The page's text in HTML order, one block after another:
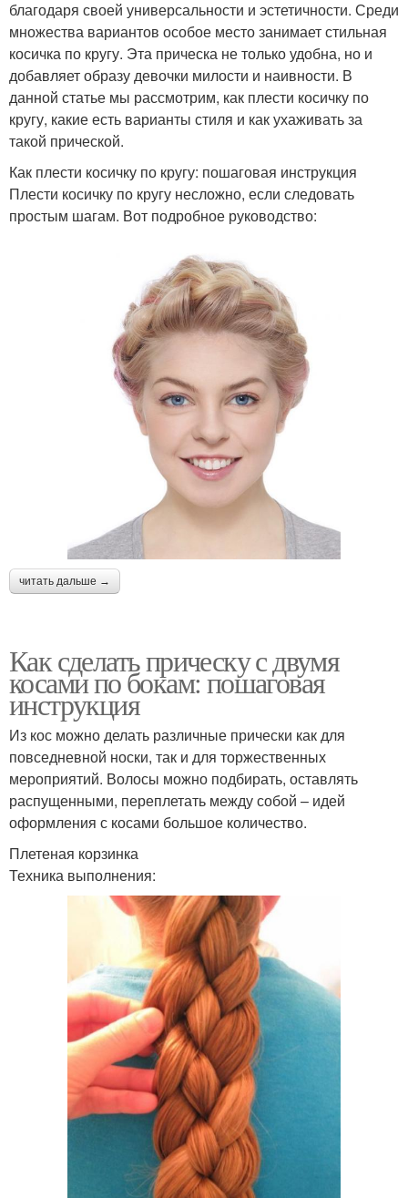
благодаря своей универсальности и эстетичности. Среди
множества вариантов особое место занимает стильная
косичка по кругу. Эта прическа не только удобна, но и
добавляет образу девочки милости и наивности. В
данной статье мы рассмотрим, как плести косичку по
кругу, какие есть варианты стиля и как ухаживать за
такой прической.
Как плести косичку по кругу: пошаговая инструкция
Плести косичку по кругу несложно, если следовать
простым шагам. Вот подробное руководство:
читать дальше →
Как сделать прическу с двумя
косами по бокам: пошаговая
инструкция
Из кос можно делать различные прически как для
повседневной носки, так и для торжественных
мероприятий. Волосы можно подбирать, оставлять
распущенными, переплетать между собой – идей
оформления с косами большое количество.
Плетеная корзинка
Техника выполнения: